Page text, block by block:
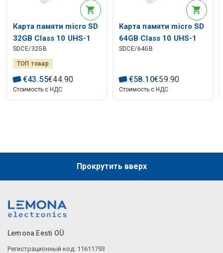
Карта памяти micro SD
32GB Class 10 UHS-1
U1 A1 V10, High-
Endurance
SDCE/32GB
ТОП товар
€43.55€44.90
Стоимость с НДС
Карта памяти micro SD
64GB Class 10 UHS-1
U1 A1 V10, High-
SDCE/64GB
€58.10€59.90
Стоимость с НДС
Прокрутить вверх
Lemona Eesti OÜ
Регистрационный код: 11611793